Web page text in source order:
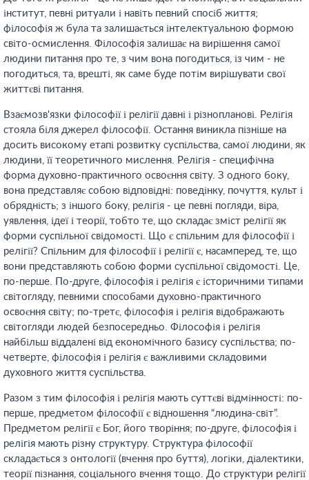
інститут, певні ритуали і навіть певний спосіб життя;
філософія ж була та залишається інтелектуальною формою
світо-осмислення. Філософія залишає на вирішення самої
людини питання про те, з чим вона погодиться, із чим - не
погодиться, та, врешті, як саме буде потім вирішувати свої
життєві питання.
Взаємозв'язки філософії і релігії давні і різнопланові. Релігія
стояла біля джерел філософії. Остання виникла пізніше на
досить високому етапі розвитку суспільства, самої людини, як
людини, її теоретичного мислення. Релігія - специфічна
форма духовно-практичного освоєння світу. З одного боку,
вона представляє собою відповідні: поведінку, почуття, культ і
обрядність; з іншого боку, релігія - це певні погляди, віра,
уявлення, ідеї і теорії, тобто те, що складає зміст релігії як
форми суспільної свідомості. Що є спільним для філософії і
релігії? Спільним для філософії і релігії є, насамперед, те, що
вони представляють собою форми суспільної свідомості. Це,
по-перше. По-друге, філософія і релігія є історичними типами
світогляду, певними способами духовно-практичного
освоєння світу; по-третє, філософія і релігія відображають
світогляди людей безпосередньо. Філософія і релігія
найбільш віддалені від економічного базису суспільства; по-
четверте, філософія і релігія є важливими складовими
духовного життя суспільства.
Разом з тим філософія і релігія мають суттєві відмінності: по-
перше, предметом філософії є відношення “людина-світ”.
Предметом релігії є Бог, його творіння; по-друге, філософія і
релігія мають різну структуру. Структура філософії
складається з онтології (вчення про буття), логіки, діалектики,
теорії пізнання, соціального вчення тощо. До структури релігії